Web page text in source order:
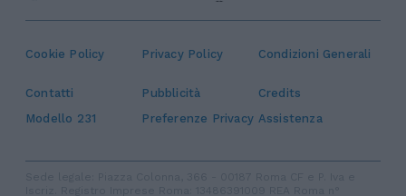
Cookie Policy Privacy Policy Condizioni Generali
Contatti Pubblicità
Credits
Modello 231
Preferenze Privacy Assistenza